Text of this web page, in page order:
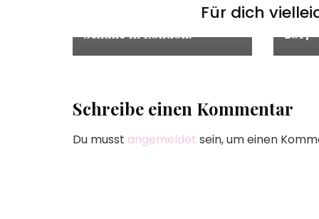
Für dich
Age Blog – Keine neuen
Schuhe in London!
–
2017
Schreibe einen Kommentar
Du musst angemeldet sein, um einen